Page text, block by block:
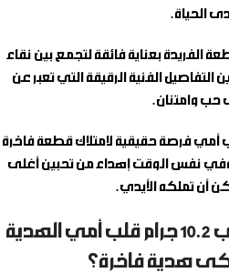
الحياة.
الفريدة بعناية فائقة لتجمع بين نقاء
الصافي بنسبة 999.9 وبين التفاصيل الفنية الرقيقة التي تعبر عن
حب وامتنان.
فرصة حقيقية لامتلاك قطعة فاخرة
وفي نفس الوقت إهداء من تحبين أغلى
أن تملكه الأيدي.
لماذا تعتبر سبيكة ذهب 10.2 جرام قلب أمي الهدية
هدية فاخرة؟